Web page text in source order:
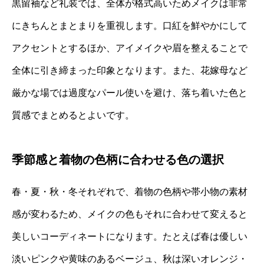
黒留袖など礼装では、全体が格式高いためメイクは非常
にきちんとまとまりを重視します。口紅を鮮やかにして
アクセントとするほか、アイメイクや眉を整えることで
全体に引き締まった印象となります。また、花嫁母など
厳かな場では過度なパール使いを避け、落ち着いた色と
質感でまとめるとよいです。
季節感と着物の色柄に合わせる色の選択
春・夏・秋・冬それぞれで、着物の色柄や帯小物の素材
感が変わるため、メイクの色もそれに合わせて変えると
美しいコーディネートになります。たとえば春は優しい
淡いピンクや黄味のあるベージュ、秋は深いオレンジ・